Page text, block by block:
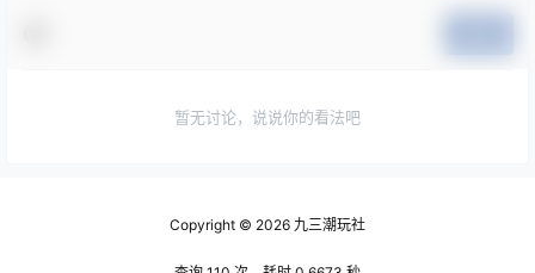
暂无讨论，说说你的看法吧
Copyright © 2026 九三潮玩社